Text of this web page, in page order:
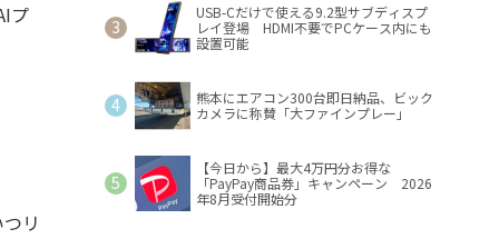
プ
リ
USB-Cだけで使える9.2型サブディスプ
レイ登場 HDMI不要でPCケース内にも
設置可能
熊本にエアコン300台即日納品、ビック
カメラに称賛「大ファインプレー」
【今日から】最大4万円分お得な
「PayPay商品券」キャンペーン 2026
年8月受付開始分